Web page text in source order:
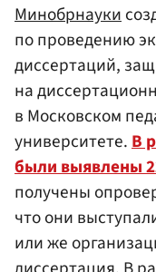
Минобрнауки
по проведению
диссертаций,
на
в Московском
университете.В
были выявлены
получены
что они
или же